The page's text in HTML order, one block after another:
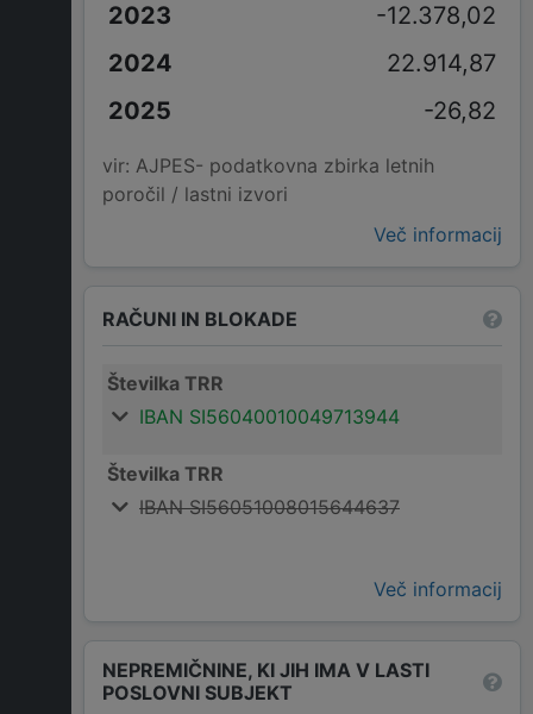
-12.378,02
22.914,87
-26,82
vir: AJPES- podatkovna zbirka letnih
poročil / lastni izvori
Več informacij
RAČUNI IN BLOKADE
Številka TRR
IBAN SI56040010049713944
Številka TRR
IBAN SI56051008015644637
Več informacij
NEPREMIČNINE, KI JIH IMA V LASTI
POSLOVNI SUBJEKT